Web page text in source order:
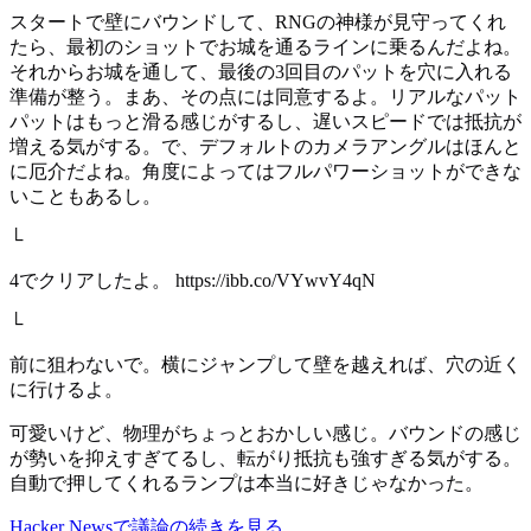
スタートで壁にバウンドして、RNGの神様が見守ってくれ
たら、最初のショットでお城を通るラインに乗るんだよね。
それからお城を通して、最後の3回目のパットを穴に入れる
準備が整う。まあ、その点には同意するよ。リアルなパット
パットはもっと滑る感じがするし、遅いスピードでは抵抗が
増える気がする。で、デフォルトのカメラアングルはほんと
に厄介だよね。角度によってはフルパワーショットができな
いこともあるし。
└
4でクリアしたよ。 https://ibb.co/VYwvY4qN
└
前に狙わないで。横にジャンプして壁を越えれば、穴の近く
に行けるよ。
可愛いけど、物理がちょっとおかしい感じ。バウンドの感じ
が勢いを抑えすぎてるし、転がり抵抗も強すぎる気がする。
自動で押してくれるランプは本当に好きじゃなかった。
Hacker Newsで議論の続きを見る